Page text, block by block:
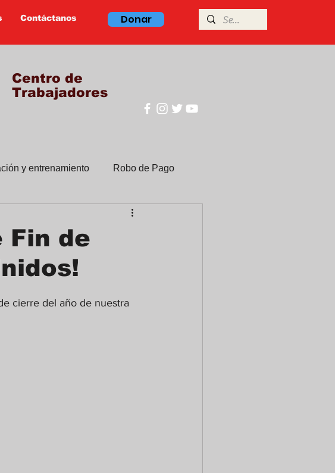
Contáctanos Donar
Centro de
Trabajadores
y entrenamiento Robo de Pago
Clases de ingles
Fin de
cierre del año de nuestra